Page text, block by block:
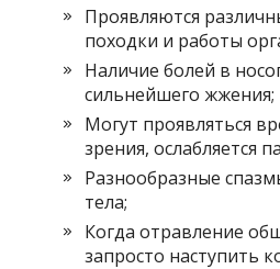
Проявляются
походки и работы
Наличие болей в
сильнейшего жжения;
Могут проявляться
зрения, ослабляется
Разнообразные
тела;
Когда отравление
запросто наступить